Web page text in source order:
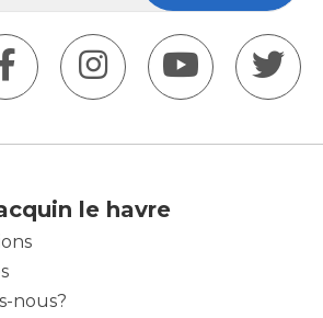
le havre
nous?